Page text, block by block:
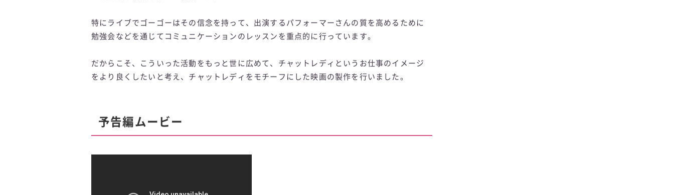
特にライブでゴーゴーはその信念を持って、出演するパフォーマーさんの質を高めるために
勉強会などを通じてコミュニケーションのレッスンを重点的に行っています。
だからこそ、こういった活動をもっと世に広めて、チャットレディというお仕事のイメージ
をより良くしたいと考え、チャットレディをモチーフにした映画の製作を行いました。
予告編ムービー